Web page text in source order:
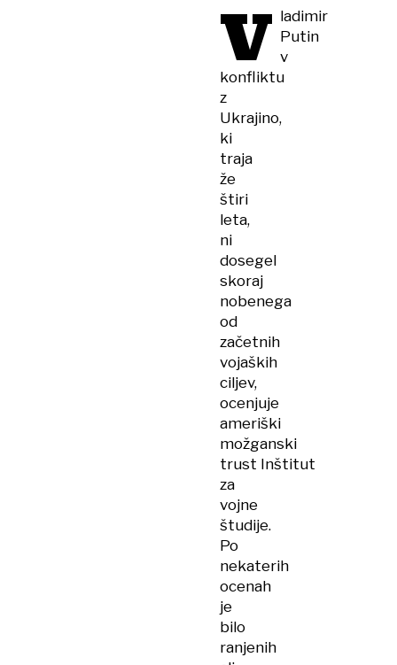
V ladimir
Putin
v
konfliktu
z
Ukrajino,
ki
traja
že
štiri
leta,
ni
dosegel
skoraj
nobenega
od
začetnih
vojaških
ciljev,
ocenjuje
ameriški
možganski
trust Inštitut
za
vojne
študije.
Po
nekaterih
ocenah
je
bilo
ranjenih